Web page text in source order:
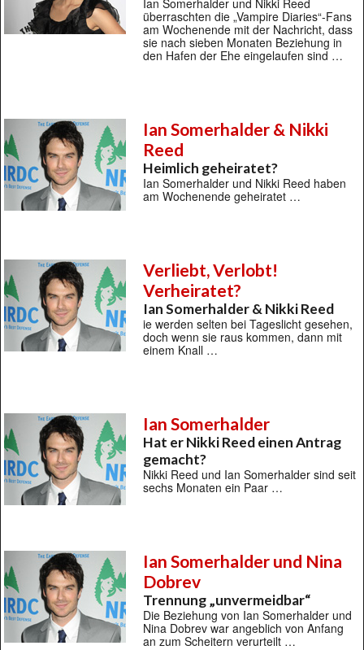
Ian Somerhalder und Nikki Reed
überraschten die „Vampire Diaries“-Fans
am Wochenende mit der Nachricht, dass
sie nach sieben Monaten Beziehung in
den Hafen der Ehe eingelaufen sind …
Ian Somerhalder & Nikki
Reed
Heimlich geheiratet?
Ian Somerhalder und Nikki Reed haben
am Wochenende geheiratet …
Verliebt, Verlobt!
Verheiratet?
Ian Somerhalder & Nikki Reed
ie werden selten bei Tageslicht gesehen,
doch wenn sie raus kommen, dann mit
einem Knall …
Ian Somerhalder
Hat er Nikki Reed einen Antrag
gemacht?
Nikki Reed und Ian Somerhalder sind seit
sechs Monaten ein Paar …
Ian Somerhalder und Nina
Dobrev
Trennung „unvermeidbar“
Die Beziehung von Ian Somerhalder und
Nina Dobrev war angeblich von Anfang
an zum Scheitern verurteilt …